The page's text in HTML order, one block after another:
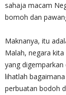
sahaja macam
bomoh dan
Maknanya, itu
Malah, negara kita
yang digemparkan
lihatlah
perbuatan bodoh